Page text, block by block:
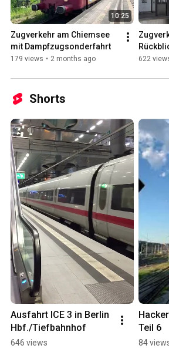
10:25
Zugverkehr am Chiemsee
mit Dampfzugsonderfahrt
179 views • 2 months ago
Teil 1
622
Shorts
Ausfahrt ICE 3 in Berlin
Hbf./Tiefbahnhof
646 views
Teil 6
84